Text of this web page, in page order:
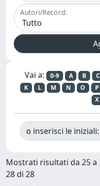
Autori/Record:
Vai a: 0-9 A B C
K
L M N O P
X
o inserisci le iniziali:
Mostrati risultati da 25 a
28 di 28